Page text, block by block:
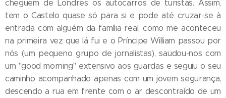
cheguem de Londres os autocarros de turistas. Assim,
tem o Castelo quase só para si e pode até cruzar-se à
entrada com alguém da família real, como me aconteceu
na primeira vez que lá fui e o Príncipe William passou por
nós (um pequeno grupo de jornalistas), saudou-nos com
um "good morning" extensivo aos guardas e seguiu o seu
caminho acompanhado apenas com um jovem segurança,
descendo a rua em frente com o ar descontraído de um